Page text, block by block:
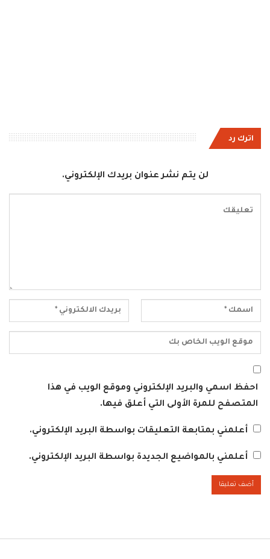
اترك رد
لن يتم نشر عنوان بريدك الإلكتروني.
احفظ اسمي والبريد الإلكتروني وموقع الويب في هذا
المتصفح للمرة الأولى التي أعلق فيها.
أعلمني بمتابعة التعليقات بواسطة البريد الإلكتروني.
أعلمني بالمواضيع الجديدة بواسطة البريد الإلكتروني.